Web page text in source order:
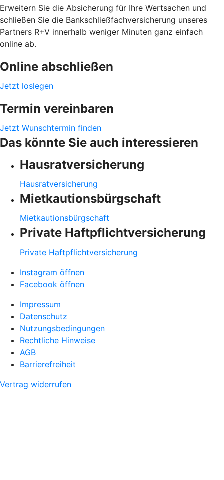
Erweitern Sie die Absicherung für Ihre Wertsachen und
schließen Sie die Bankschließfachversicherung unseres
Partners R+V innerhalb weniger Minuten ganz einfach
online ab.
Online abschließen
Jetzt loslegen
Termin vereinbaren
Jetzt Wunschtermin finden
Das könnte Sie auch interessieren
Hausratversicherung
Hausratversicherung
Mietkautionsbürgschaft
Mietkautionsbürgschaft
Private Haftpflichtversicherung
Private Haftpflichtversicherung
Instagram öffnen
Facebook öffnen
Impressum
Datenschutz
Nutzungsbedingungen
Rechtliche Hinweise
AGB
Barrierefreiheit
Vertrag widerrufen